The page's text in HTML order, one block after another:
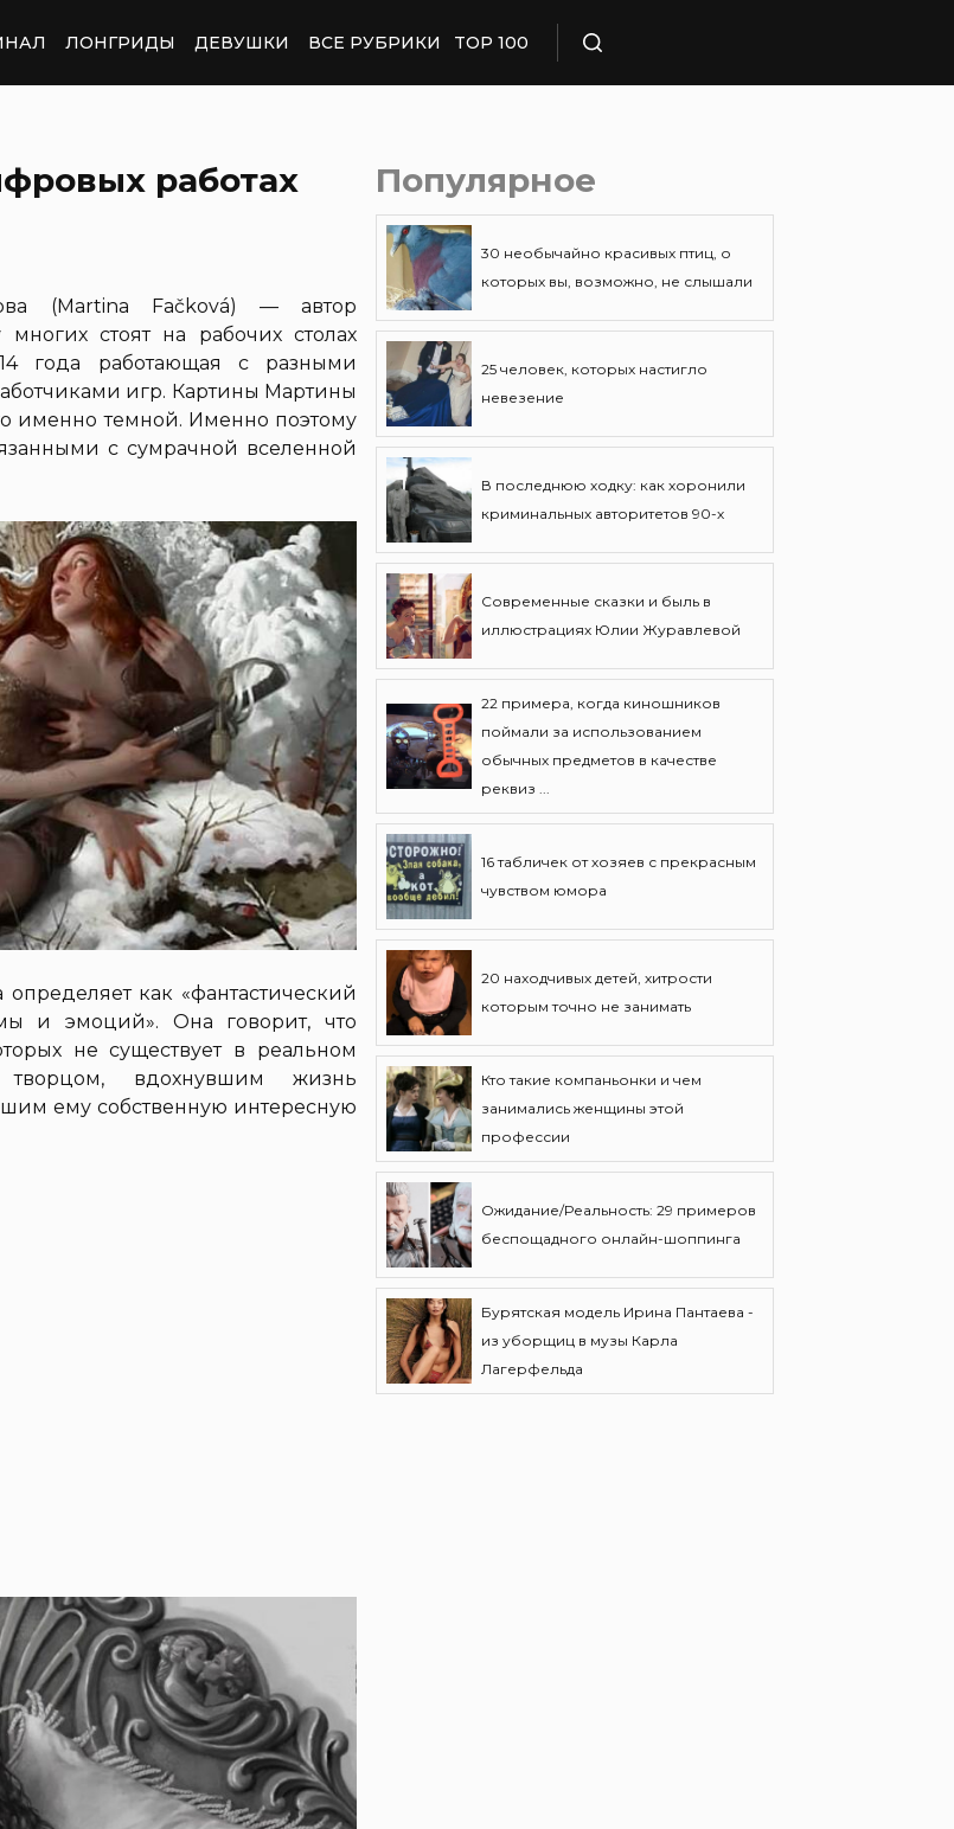
ЛОНГРИДЫ ДЕВУШКИ ВСЕ РУБРИКИ TOP 100
работах
(Martina Fačková) — автор
стоят на рабочих столах
года работающая с разными
игр. Картины Мартины
именно темной. Именно поэтому
с сумрачной вселенной
как «фантастический
и эмоций». Она говорит, что
не существует в реальном
вдохнувшим жизнь
ему собственную интересную
Популярное
30 необычайно красивых птиц, о
которых вы, возможно, не слышали
25 человек, которых настигло
невезение
В последнюю ходку: как хоронили
криминальных авторитетов 90-х
Современные сказки и быль в
иллюстрациях Юлии Журавлевой
22 примера, когда киношников
поймали за использованием
обычных предметов в качестве
реквиз ...
16 табличек от хозяев с прекрасным
чувством юмора
20 находчивых детей, хитрости
которым точно не занимать
Кто такие компаньонки и чем
занимались женщины этой
профессии
Ожидание/Реальность: 29 примеров
беспощадного онлайн-шоппинга
Бурятская модель Ирина Пантаева -
из уборщиц в музы Карла
Лагерфельда